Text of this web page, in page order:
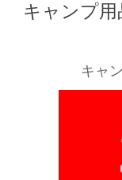
キャンプ
キャ